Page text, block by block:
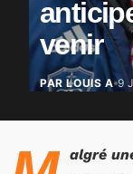
venir
PAR LOUIS A 9
algré